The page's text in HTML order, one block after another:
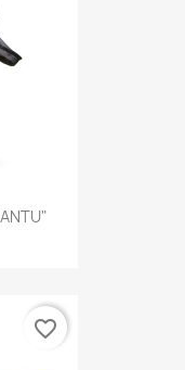
favorite_border